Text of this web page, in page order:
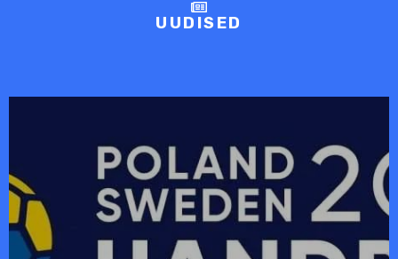
UUDISED
Postimees: Põneva taustaga Kehra
käsipallur: minu siht on mängida Los
12. sept. 2025